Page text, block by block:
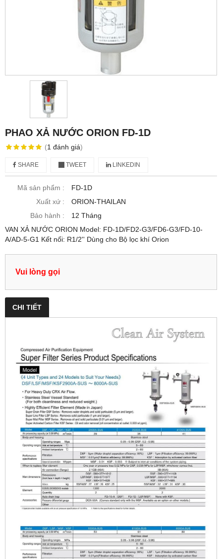
PHAO XẢ NƯỚC ORION FD-1D
(1 đánh giá)
SHARE TWEET LINKEDIN
Mã sản phẩm :
FD-1D
Xuất xứ :
ORION-THAILAN
Bảo hành :
12 Tháng
VAN XẢ NƯỚC ORION Model: FD-1D/FD2-G3/FD6-G3/FD-10-
A/AD-5-G1 Kết nối: R1/2'' Dùng cho Bộ lọc khí Orion
Vui lòng gọi
CHI TIẾT